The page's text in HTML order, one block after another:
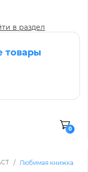
в раздел
товары
0
Любимая книжка